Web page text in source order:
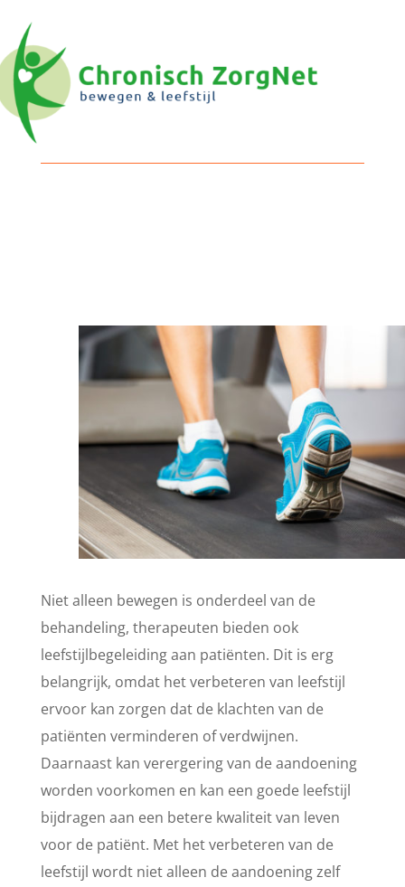
Niet alleen bewegen is onderdeel van de
behandeling, therapeuten bieden ook
leefstijlbegeleiding aan patiënten. Dit is erg
belangrijk, omdat het verbeteren van leefstijl
ervoor kan zorgen dat de klachten van de
patiënten verminderen of verdwijnen.
Daarnaast kan verergering van de aandoening
worden voorkomen en kan een goede leefstijl
bijdragen aan een betere kwaliteit van leven
voor de patiënt. Met het verbeteren van de
leefstijl wordt niet alleen de aandoening zelf